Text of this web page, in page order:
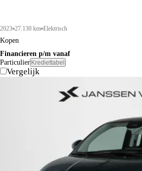
2023 27.130 km Elektrisch
Kopen
Financieren p/m vanaf
Particulier Krediettabel
Vergelijk